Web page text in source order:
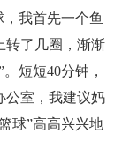
我首先一个鱼
转了几圈，渐渐
短短40分钟，
公室，我建议妈
球”高高兴兴地